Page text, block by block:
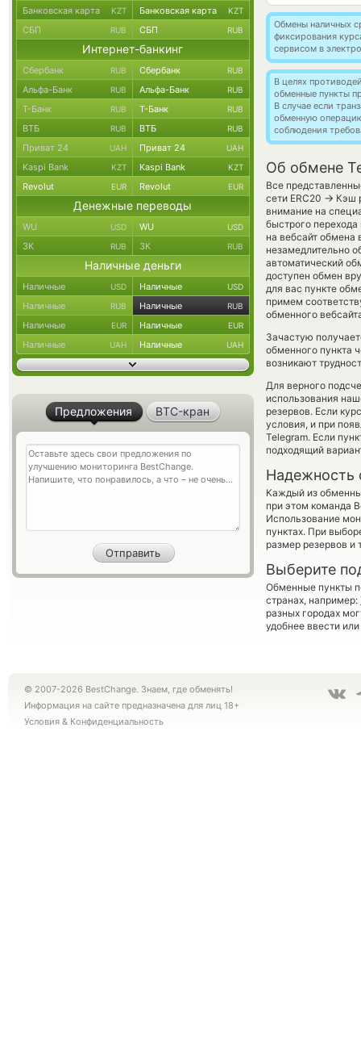
Обмены наличных
фиксирования
сервисом в
В целях
обменные пункты
В случае если
обменную
соблюдения
Об обмене
Все
сети ERC20 → Кэш
внимание на
быстрого
на вебсайт
незамедлительно
автоматический
доступен обмен
для вас пункте
примем
обменного
Зачастую
обменного пункта
возникают
Для верного
использования
резервов. Если
условия, и при
Telegram. Если
подходящий
Надежность
Каждый из
при этом команда
Использование
пунктах. При
размер резервов и
Выберите
Обменные пункты
странах, например:
разных городах
удобнее ввести
Банковская карта KZT Банковская карта KZT
СБП RUB СБП RUB
Интернет-банкинг
Сбербанк RUB Сбербанк RUB
Альфа-Банк RUB Альфа-Банк RUB
Т-Банк RUB Т-Банк RUB
ВТБ RUB ВТБ RUB
Приват 24 UAH Приват 24 UAH
Kaspi Bank KZT Kaspi Bank KZT
Revolut EUR Revolut EUR
Денежные переводы
WU USD WU USD
ЗК RUB ЗК RUB
Наличные деньги
Наличные USD Наличные USD
Наличные RUB Наличные RUB
Наличные EUR Наличные EUR
Наличные UAH Наличные UAH
Предложения BTC-кран
© 2007-2026 BestChange. Знаем, где обменять!
Информация на сайте предназначена для лиц 18+
Условия & Конфиденциальность